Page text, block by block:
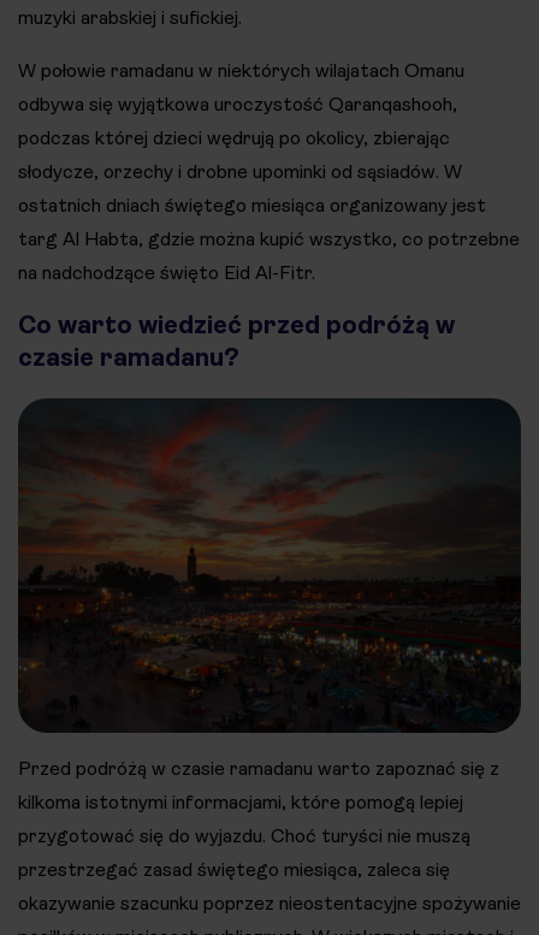
muzyki arabskiej i sufickiej.
W połowie ramadanu w niektórych wilajatach Omanu
odbywa się wyjątkowa uroczystość Qaranqashooh,
podczas której dzieci wędrują po okolicy, zbierając
słodycze, orzechy i drobne upominki od sąsiadów. W
ostatnich dniach świętego miesiąca organizowany jest
targ Al Habta, gdzie można kupić wszystko, co potrzebne
na nadchodzące święto Eid Al-Fitr.
Co warto wiedzieć przed podróżą w
czasie ramadanu?
Przed podróżą w czasie ramadanu warto zapoznać się z
kilkoma istotnymi informacjami, które pomogą lepiej
przygotować się do wyjazdu. Choć turyści nie muszą
przestrzegać zasad świętego miesiąca, zaleca się
okazywanie szacunku poprzez nieostentacyjne spożywanie